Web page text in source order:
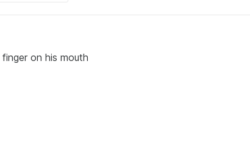
on his mouth